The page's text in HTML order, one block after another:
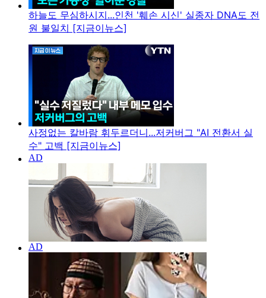
하늘도 무심하시지...인천 '훼손 시신' 실종자 DNA도 전
원 불일치 [지금이뉴스]
사정없는 칼바람 휘두르더니...저커버그 "AI 전환서 실
수" 고백 [지금이뉴스]